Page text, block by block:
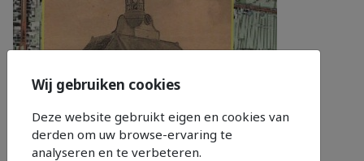
Wij gebruiken cookies
Deze website gebruikt eigen en cookies van
derden om uw browse-ervaring te
analyseren en te verbeteren.